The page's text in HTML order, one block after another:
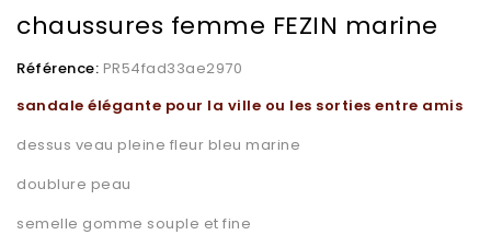
chaussures femme FEZIN marine
Référence: PR54fad33ae2970
sandale élégante pour la ville ou les sorties entre amis
dessus veau pleine fleur bleu marine
doublure peau
semelle gomme souple et fine